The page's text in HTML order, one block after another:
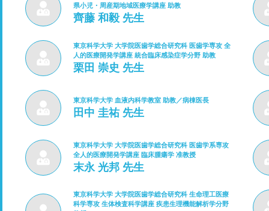
県小児・周産期地域医療学講座 助教
齊藤 和毅 先生
東京科学大学 大学院医歯学総合研究科 医歯学専攻 全
人的医療開発学講座 統合臨床感染症学分野 助教
栗田 崇史 先生
東京科学大学 血液内科学教室 助教／病棟医長
田中 圭祐 先生
東京科学大学 大学院医歯学総合研究科 医歯学系専攻
全人的医療開発学講座 臨床腫瘍学 准教授
末永 光邦 先生
東京科学大学 大学院医歯学総合研究科 生命理工医療
科学専攻 生体検査科学講座 疾患生理機能解析学分野